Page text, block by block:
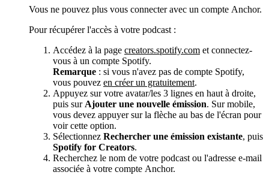
Vous ne pouvez plus vous connecter avec un compte Anchor.
Pour récupérer l'accès à votre podcast :
Accédez à la page creators.spotify.com et connectez-
vous à un compte Spotify.
Remarque : si vous n'avez pas de compte Spotify,
vous pouvez en créer un gratuitement.
Appuyez sur votre avatar/les 3 lignes en haut à droite,
puis sur Ajouter une nouvelle émission. Sur mobile,
vous devez appuyer sur la flèche au bas de l'écran pour
voir cette option.
Sélectionnez Rechercher une émission existante, puis
Spotify for Creators.
Recherchez le nom de votre podcast ou l'adresse e-mail
associée à votre compte Anchor.